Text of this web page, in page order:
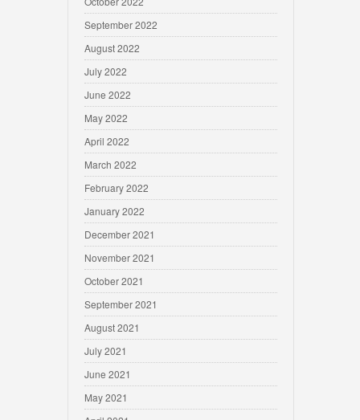
September 2022
August 2022
July 2022
June 2022
May 2022
April 2022
March 2022
February 2022
January 2022
December 2021
November 2021
October 2021
September 2021
August 2021
July 2021
June 2021
May 2021